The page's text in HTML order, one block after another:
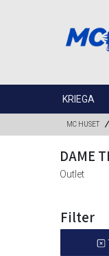
KRIEGA
MC HUSET
DAME
Outlet
Filter